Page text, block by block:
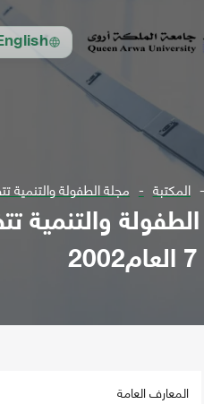
المكتبة مجلة الطفولة والتنمية تتضمن
المعارف العامة